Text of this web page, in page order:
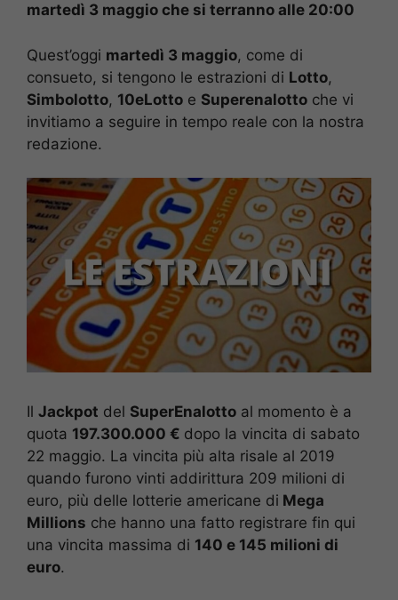
martedì 3 maggio che si terranno alle 20:00
Quest’oggi martedì 3 maggio, come di
consueto, si tengono le estrazioni di Lotto,
Simbolotto, 10eLotto e Superenalotto che vi
invitiamo a seguire in tempo reale con la nostra
redazione.
Il Jackpot del SuperEnalotto al momento è a
quota 197.300.000 € dopo la vincita di sabato
22 maggio. La vincita più alta risale al 2019
quando furono vinti addirittura 209 milioni di
euro, più delle lotterie americane di Mega
Millions che hanno una fatto registrare fin qui
una vincita massima di 140 e 145 milioni di
euro.